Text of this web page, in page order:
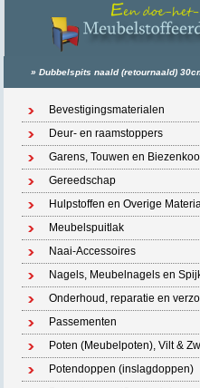
»Dubbelspits naald (retournaald)
Bevestigingsmaterialen
Deur- en raamstoppers
Garens, Touwen en
Gereedschap
Hulpstoffen en Overige
Meubelspuitlak
Naai-Accessoires
Nagels, Meubelnagels en
Onderhoud, reparatie en
Passementen
Poten (Meubelpoten), Vilt &
Potendoppen (inslagdoppen)